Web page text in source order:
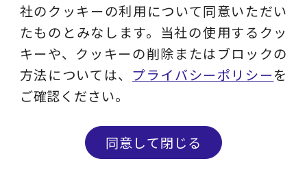
現役コンサルタントのコラム、ビジネス用
語解説、セミナー情報など実務に役立つコ
ンテンツを発信します。
フォローする
社のクッキーの利用について同意いただい
たものとみなします。当社の使用するクッ
キーや、クッキーの削除またはブロックの
方法については、 プライバシーポリシーを
ご確認ください。
同意して閉じる